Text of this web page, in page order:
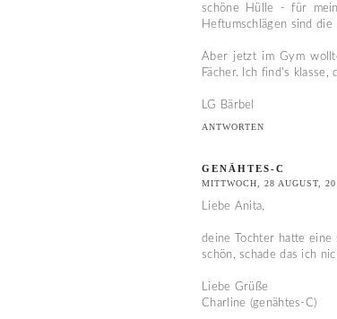
schöne Hülle - für
Heftumschlägen sind die
Aber jetzt im Gym
Fächer. Ich find's
LG Bärbel
ANTWORTEN
GENÄHTES-C
MITTWOCH, 28 AUGUST,
Liebe Anita,
deine Tochter hatte
schön, schade das ich
Liebe Grüße
Charline (genähtes-C)